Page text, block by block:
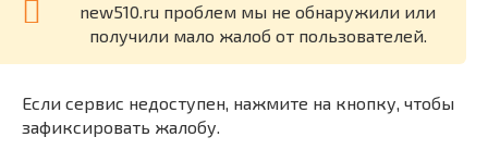
new510.ru проблем мы не обнаружили или
получили мало жалоб от пользователей.
Если сервис недоступен, нажмите на кнопку, чтобы
зафиксировать жалобу.